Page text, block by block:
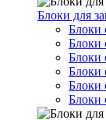
Блоки для
Блоки
Блоки
Блоки
Блоки
Блоки
Блоки